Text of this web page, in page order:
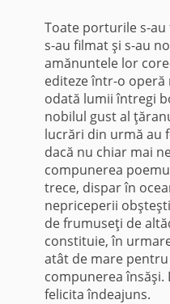
Toate porturile s-
s-au filmat şi s-au
amănuntele lor
editeze într-o operă
odată lumii întregi
nobilul gust al
lucrări din urmă au
dacă nu chiar mai
compunerea
trece, dispar în
nepriceperii
de frumuseţi de
constituie, în
atât de mare
compunerea însăşi.
felicita îndeajuns.